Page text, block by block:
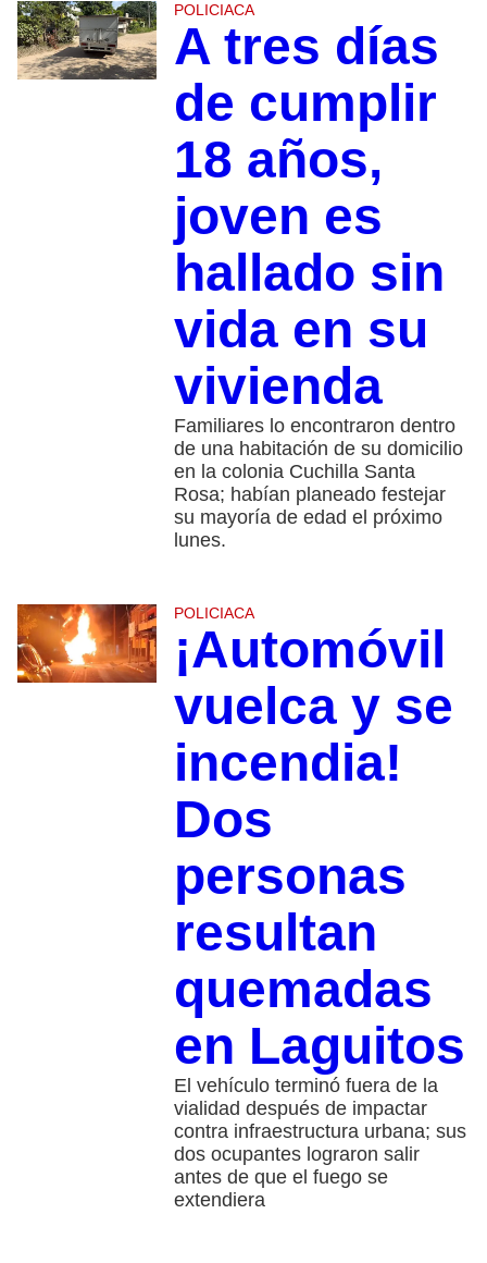
POLICIACA
A tres días
de cumplir
18 años,
joven es
hallado sin
vida en su
vivienda
Familiares lo encontraron dentro
de una habitación de su domicilio
en la colonia Cuchilla Santa
Rosa; habían planeado festejar
su mayoría de edad el próximo
lunes.
POLICIACA
¡Automóvil
vuelca y se
incendia!
Dos
personas
resultan
quemadas
en Laguitos
El vehículo terminó fuera de la
vialidad después de impactar
contra infraestructura urbana; sus
dos ocupantes lograron salir
antes de que el fuego se
extendiera